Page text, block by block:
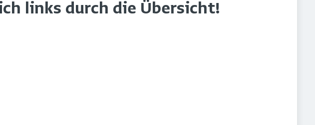
links durch die Übersicht!